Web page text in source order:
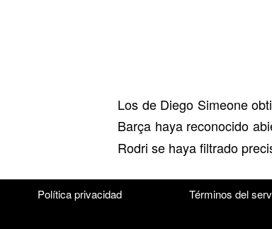
Los de Diego Simeone
Barça haya reconocido
Rodri se haya filtrado
Política privacidad Términos del